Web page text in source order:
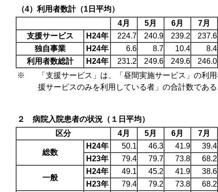
（4）利用者数計（1日平均）
4月
5月 6月
7月
支援サービス
H24年 224.7 240.9 239.2
237.6
独自事業
H24年 6.6 8.7 10.4
8.4
利用者数総計
H24年 231.2 249.6 249.6
246.0
※
「支援サービス」は、「昼間実施サービス」の利
援サービスのみを利用している者」の合計数であ
２ 病院入院患者の状況（１日平均）
区分
4月 5月 6月 7月
総数
H24年 50.1 46.3 41.9
39.4
H23年
79.4 79.7 73.8 68.2
一般
H24年 49.1 45.2 41.9
38.6
H23年
79.4 79.2 73.8 68.2